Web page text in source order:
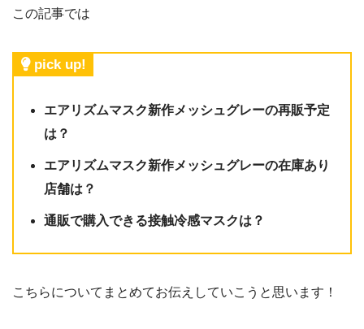
この記事では
pick up!
エアリズムマスク新作メッシュグレーの再販予定
は？
エアリズムマスク新作メッシュグレーの在庫あり
店舗は？
通販で購入できる接触冷感マスクは？
こちらについてまとめてお伝えしていこうと思います！